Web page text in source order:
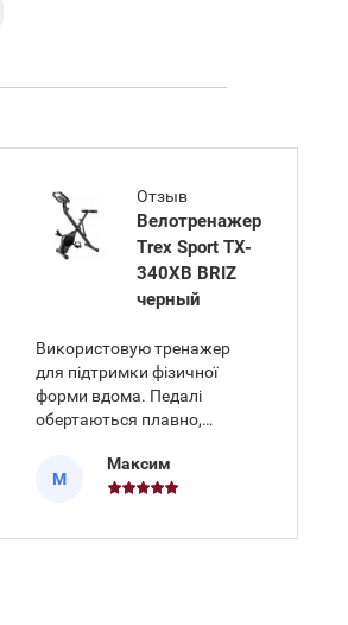
Отзыв
Велотренажер
Trex Sport TX-
340XB BRIZ
черный
Використовую тренажер
для підтримки фізичної
форми вдома. Педалі
обертаються плавно,
не перевантажуються.
Конструкція виявилася
передбачена складана
М
Максим